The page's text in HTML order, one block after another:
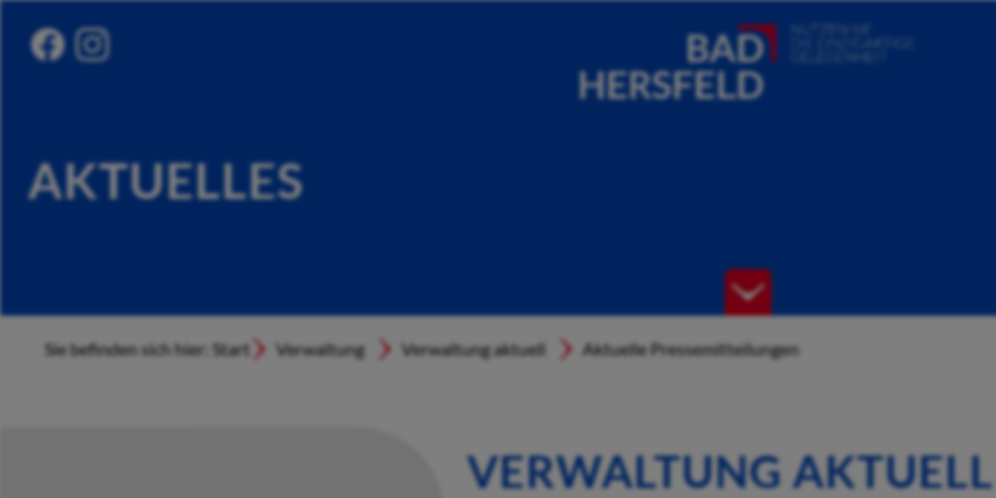
AKTUELLES
Sie befinden sich hier: Start Verwaltung Verwaltung aktuell Aktuelle Pressemitteilungen
VERWALTUNG AKTUELL